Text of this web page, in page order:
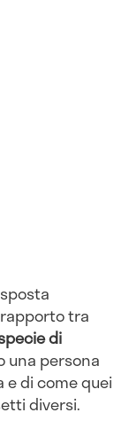
tra
di
una persona
e di come quei
diversi.